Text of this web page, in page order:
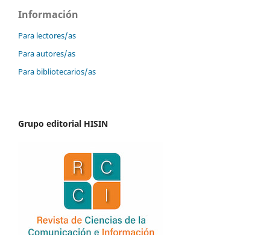
Información
Para lectores/as
Para autores/as
Para bibliotecarios/as
Grupo editorial HISIN